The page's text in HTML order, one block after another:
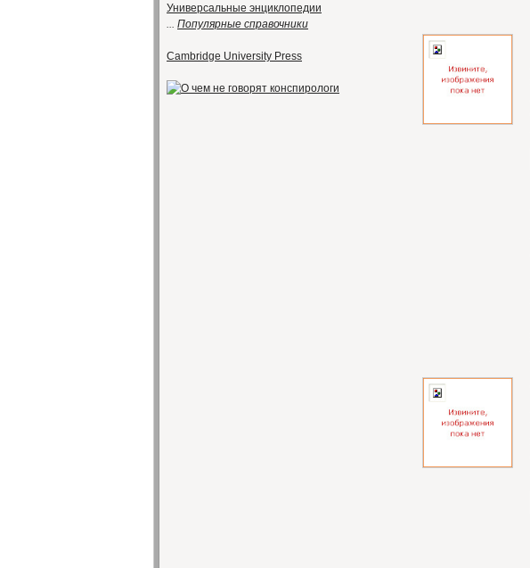
Универсальные энциклопедии
... Популярные справочники
Cambridge University Press